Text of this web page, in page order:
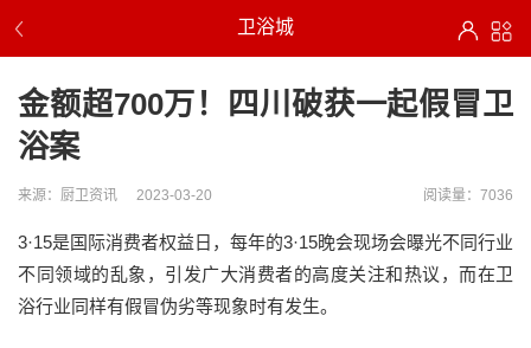
卫浴城
金额超700万！四川破获一起假冒卫
浴案
来源：厨卫资讯 2023-03-20 阅读量：7036
3·15是国际消费者权益日，每年的3·15晚会现场会曝光不同行业
不同领域的乱象，引发广大消费者的高度关注和热议，而在卫
浴行业同样有假冒伪劣等现象时有发生。